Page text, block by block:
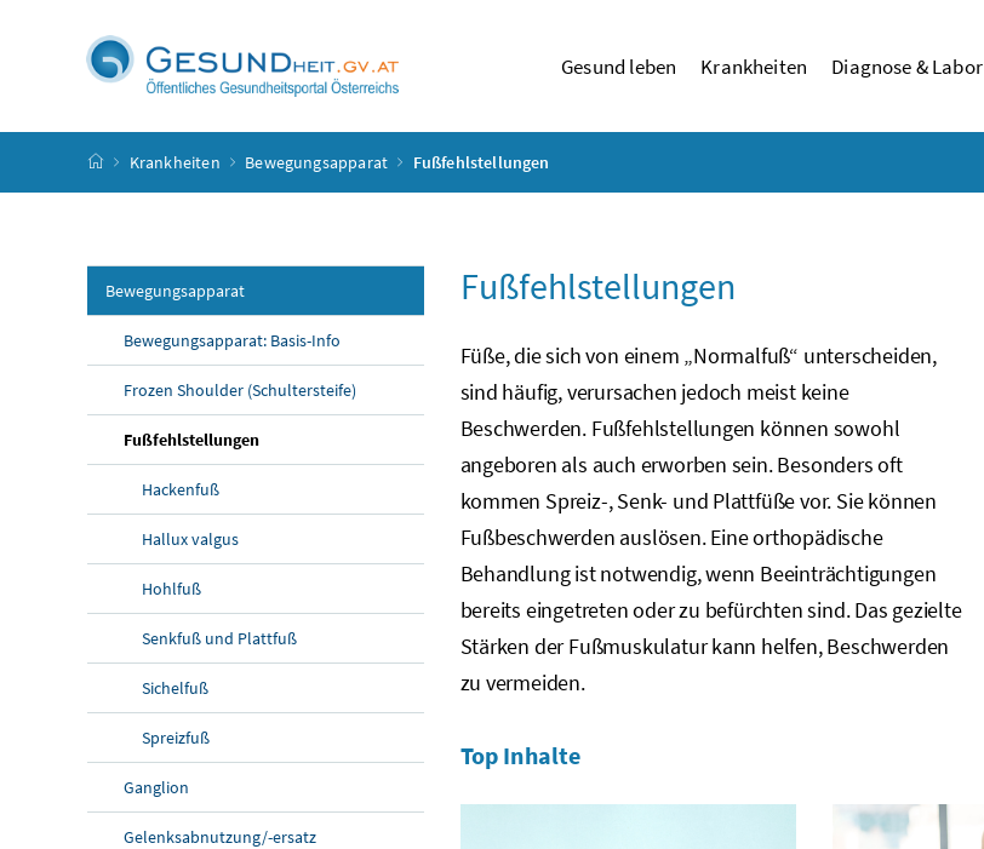
Gesund leben Krankheiten Diagnose & Labor
Startseite
Krankheiten Bewegungsapparat Fußfehlstellungen
Bewegungsapparat
Bewegungsapparat: Basis-Info
Frozen Shoulder (Schultersteife)
Fußfehlstellungen
Hackenfuß
Hallux valgus
Hohlfuß
Senkfuß und Plattfuß
Sichelfuß
Spreizfuß
Ganglion
Gelenksabnutzung/-ersatz
Fußfehlstellungen
Füße, die sich von einem „Normalfuß“ unterscheiden,
sind häufig, verursachen jedoch meist keine
Beschwerden. Fußfehlstellungen können sowohl
angeboren als auch erworben sein. Besonders oft
kommen Spreiz-, Senk- und Plattfüße vor. Sie können
Fußbeschwerden auslösen. Eine orthopädische
Behandlung ist notwendig, wenn Beeinträchtigungen
bereits eingetreten oder zu befürchten sind. Das gezielte
Stärken der Fußmuskulatur kann helfen, Beschwerden
zu vermeiden.
Top Inhalte